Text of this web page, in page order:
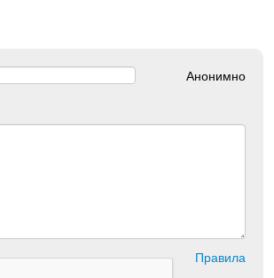
Анонимно
Правила